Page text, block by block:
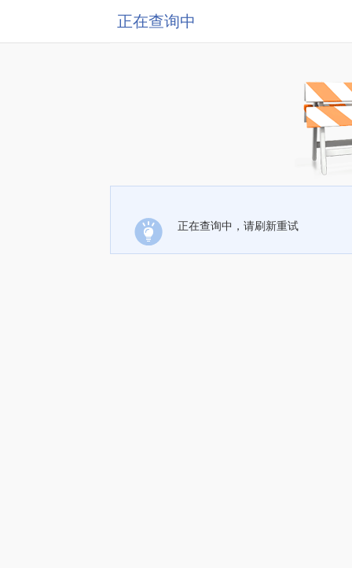
正在查询中
正在查询中，请刷新重试